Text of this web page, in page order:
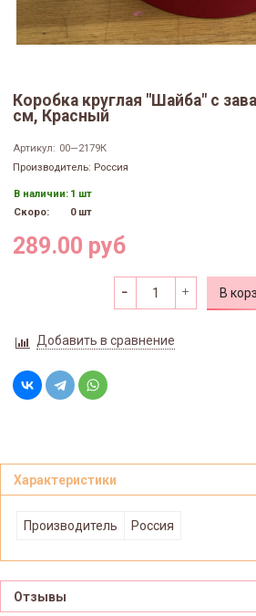
Коробка круглая "Шайба" с
см, Красный
Артикул: 00—2179К
Производитель: Россия
В наличии: 1 шт
Скоро:
0 шт
289.00 руб
В
Добавить в сравнение
Характеристики
Производитель Россия
Отзывы